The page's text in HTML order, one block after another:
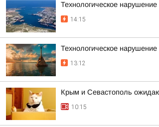
Технологическое нарушение
14:15
Технологическое нарушение
13:12
Крым и Севастополь
10:15